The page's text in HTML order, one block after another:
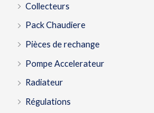
Collecteurs
Pack Chaudiere
Pièces de rechange
Pompe Accelerateur
Radiateur
Régulations